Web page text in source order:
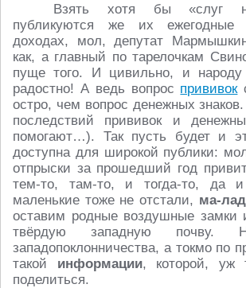
Взять хотя бы «слуг
публикуются же их ежегодные
доходах, мол, депутат
как, а главный по тарелочкам
пуще того. И цивильно, и народу
радостно! А ведь вопрос прививок
остро, чем вопрос денежных
последствий прививок и
помогают…). Так пусть будет и
доступна для широкой публики:
отпрыски за прошедший год
тем-то, там-то, и тогда-то, да и
маленькие тоже не отстали, ма-
оставим родные воздушные замки
твёрдую западную
западопоклонничества, а токмо по
такой информации, которой, уж
поделиться.